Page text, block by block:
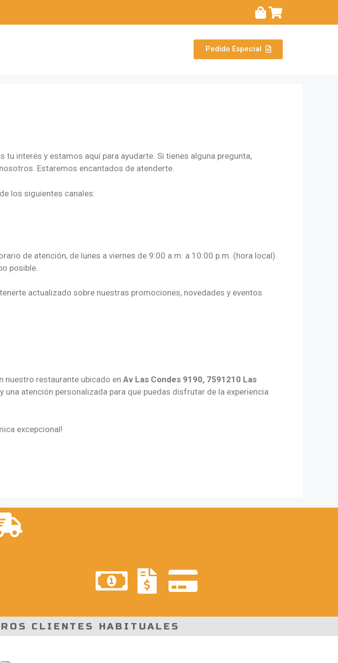
Pedido Especial
tu interés y estamos aquí para ayudarte. Si tienes alguna pregunta,
Estaremos encantados de atenderte.
los siguientes canales:
de atención, de lunes a viernes de 9:00 a.m. a 10:00 p.m. (hora local).
posible.
actualizado sobre nuestras promociones, novedades y eventos
nuestro restaurante ubicado en Av Las Condes 9190, 7591210 Las
una atención personalizada para que puedas disfrutar de la experiencia
excepcional!
CLIENTES HABITUALES